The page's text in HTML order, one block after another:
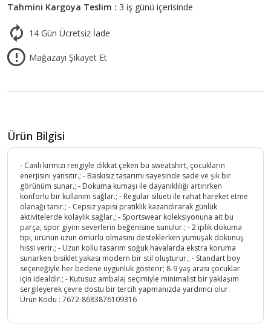
Tahmini Kargoya Teslim : 3 iş günü içerisinde
14 Gün Ücretsiz İade
Mağazayı Şikayet Et
Ürün Bilgisi
- Canlı kırmızı rengiyle dikkat çeken bu sweatshirt, çocukların
enerjisini yansıtır.; - Baskısız tasarımı sayesinde sade ve şık bir
görünüm sunar.; - Dokuma kumaşı ile dayanıklılığı artırırken
konforlu bir kullanım sağlar.; - Regular silueti ile rahat hareket etme
olanağı tanır.; - Cepsiz yapısı pratiklik kazandırarak günlük
aktivitelerde kolaylık sağlar.; - Sportswear koleksiyonuna ait bu
parça, spor giyim severlerin beğenisine sunulur.; - 2 iplik dokuma
tipi, ürünün uzun ömürlü olmasını desteklerken yumuşak dokunuş
hissi verir.; - Uzun kollu tasarım soğuk havalarda ekstra koruma
sunarken bisiklet yakası modern bir stil oluşturur.; - Standart boy
seçeneğiyle her bedene uygunluk gösterir; 8-9 yaş arası çocuklar
için idealdir.; - Kutusuz ambalaj seçimiyle minimalist bir yaklaşım
sergileyerek çevre dostu bir tercih yapmanızda yardımcı olur.
Ürün Kodu : 7672-8683876109316